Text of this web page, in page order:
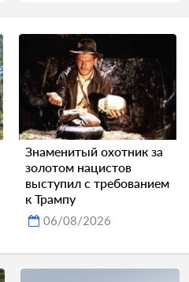
Знаменитый охотник за
золотом нацистов
выступил с требованием
к Трампу
06/08/2026